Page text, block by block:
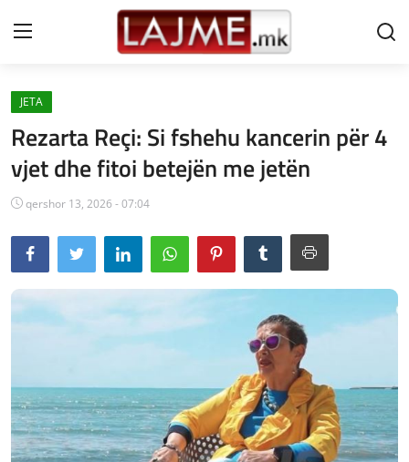
Shtëpi
LAJME MAQEDONI
SHQIPERI
KOSOVA
LAJME NGA BOTA
SHOWBIZ
SHENDETI
JETA
JETA
Rezarta Reçi: Si fshehu kancerin për 4
vjet dhe fitoi betejën me jetën
qershor 13, 2026 - 07:04